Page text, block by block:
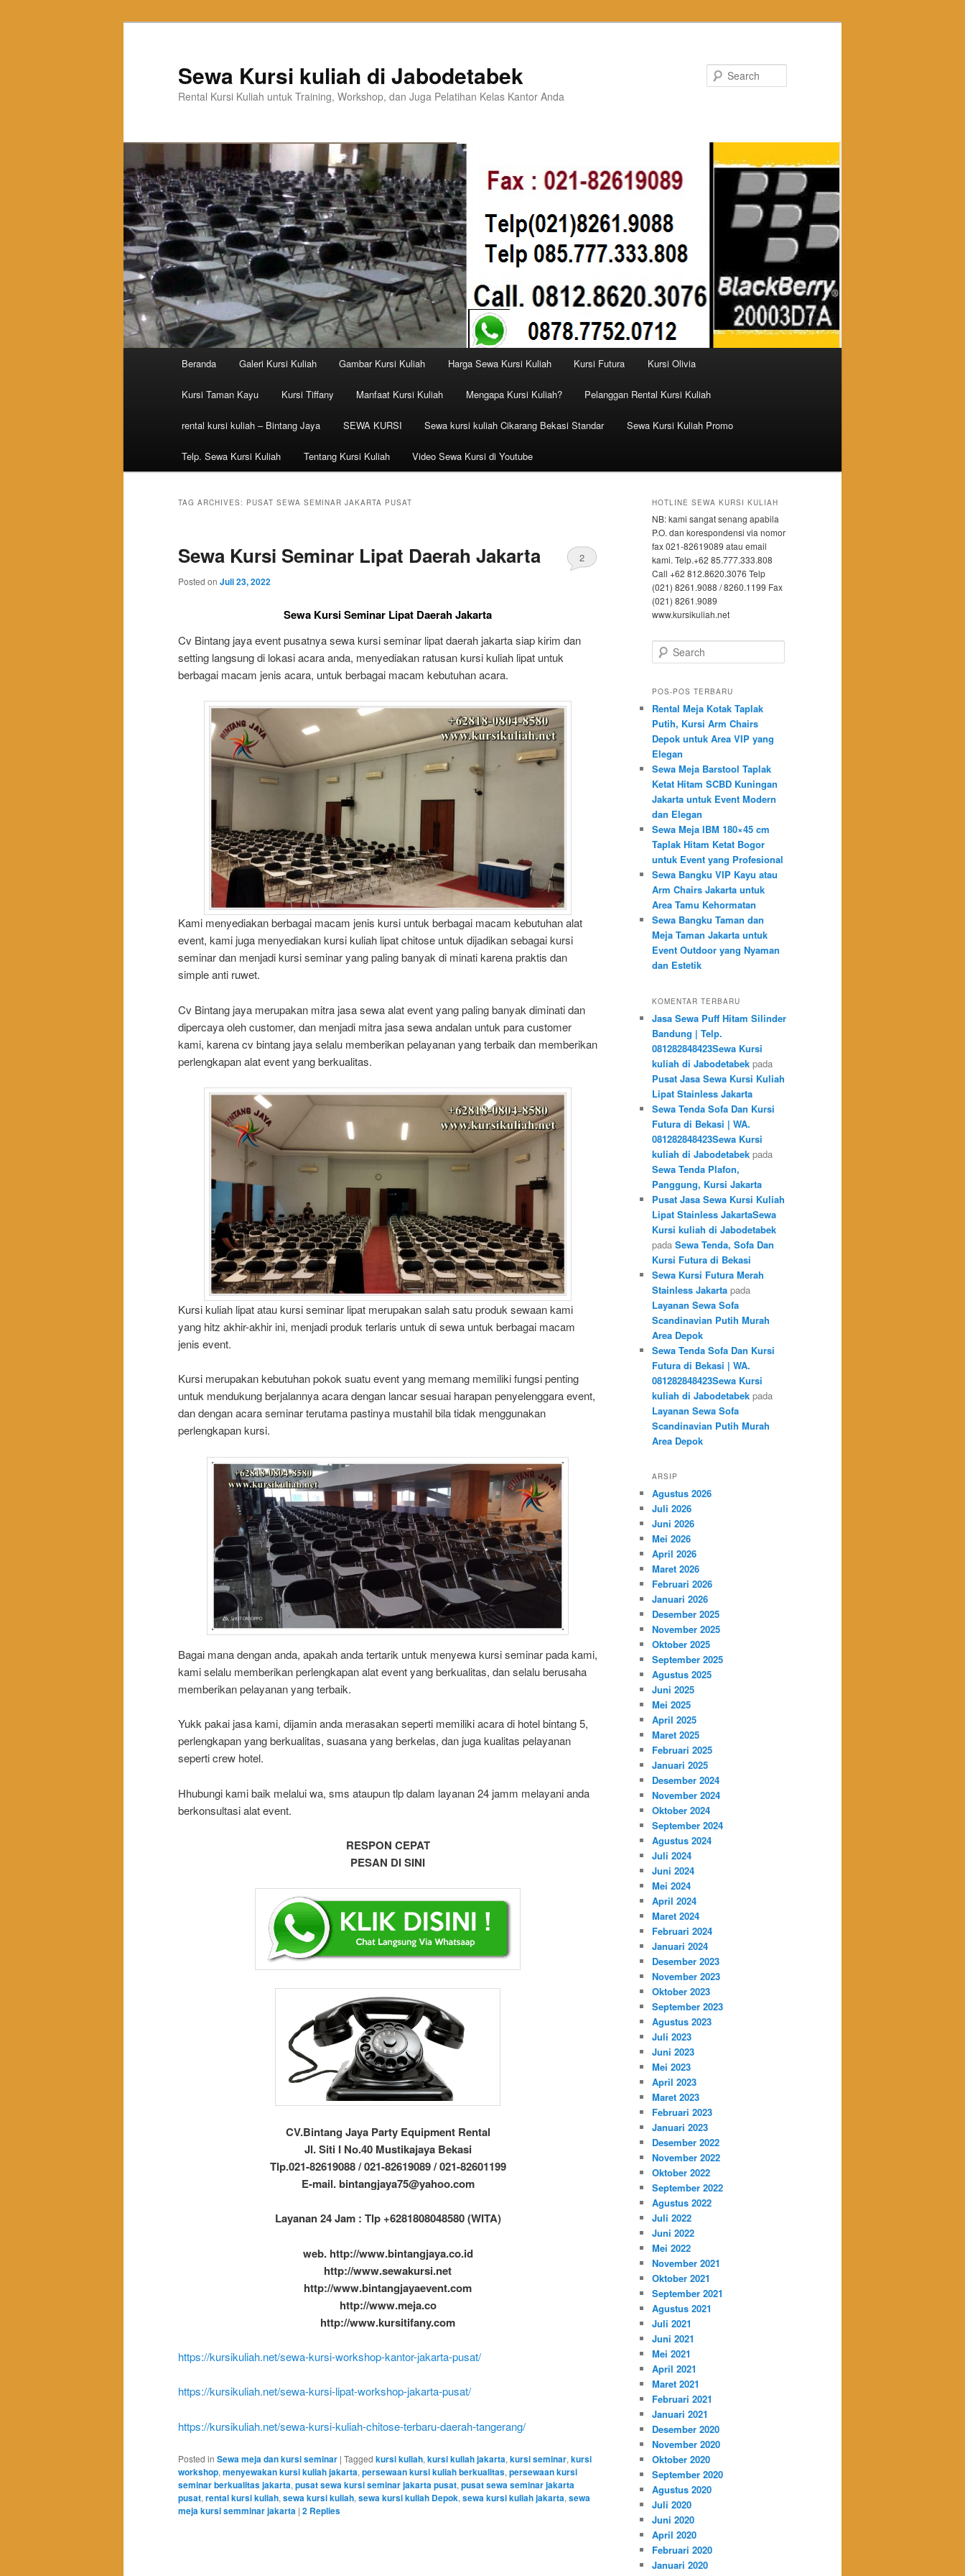
Sewa Kursi kuliah di Jabodetabek
Rental Kursi Kuliah untuk Training, Workshop, dan Juga Pelatihan Kelas Kantor Anda
Skip to primary content
Skip to secondary content
Beranda Galeri Kursi Kuliah Gambar Kursi Kuliah Harga Sewa Kursi Kuliah Kursi Futura Kursi Olivia
Kursi Taman Kayu Kursi Tiffany Manfaat Kursi Kuliah Mengapa Kursi Kuliah? Pelanggan Rental Kursi Kuliah
rental kursi kuliah – Bintang Jaya SEWA KURSI Sewa kursi kuliah Cikarang Bekasi Standar Sewa Kursi Kuliah Promo
Telp. Sewa Kursi Kuliah Tentang Kursi Kuliah Video Sewa Kursi di Youtube
TAG ARCHIVES: PUSAT SEWA SEMINAR JAKARTA PUSAT
Sewa Kursi Seminar Lipat Daerah Jakarta
Posted on Juli 23, 2022
2
Sewa Kursi Seminar Lipat Daerah Jakarta
Cv Bintang jaya event pusatnya sewa kursi seminar lipat daerah jakarta siap kirim dan
setting langsung di lokasi acara anda, menyediakan ratusan kursi kuliah lipat untuk
berbagai macam jenis acara, untuk berbagai macam kebutuhan acara.
Kami menyediakan berbagai macam jenis kursi untuk berbagai macam kebutuhan alat
event, kami juga menyediakan kursi kuliah lipat chitose untuk dijadikan sebagai kursi
seminar dan menjadi kursi seminar yang paling banyak di minati karena praktis dan
simple anti ruwet.
Cv Bintang jaya merupakan mitra jasa sewa alat event yang paling banyak diminati dan
dipercaya oleh customer, dan menjadi mitra jasa sewa andalan untuk para customer
kami, karena cv bintang jaya selalu memberikan pelayanan yang terbaik dan memberikan
perlengkapan alat event yang berkualitas.
Kursi kuliah lipat atau kursi seminar lipat merupakan salah satu produk sewaan kami
yang hitz akhir-akhir ini, menjadi produk terlaris untuk di sewa untuk berbagai macam
jenis event.
Kursi merupakan kebutuhan pokok suatu event yang memang memiliki fungsi penting
untuk mendukung berjalannya acara dengan lancar sesuai harapan penyelenggara event,
dan dengan acara seminar terutama pastinya mustahil bila tidak menggunakan
perlengkapan kursi.
Bagai mana dengan anda, apakah anda tertarik untuk menyewa kursi seminar pada kami,
kami selalu memberikan perlengkapan alat event yang berkualitas, dan selalu berusaha
memberikan pelayanan yang terbaik.
Yukk pakai jasa kami, dijamin anda merasakan seperti memiliki acara di hotel bintang 5,
perlengkapan yang berkualitas, suasana yang berkelas, dan juga kualitas pelayanan
seperti crew hotel.
Hhubungi kami baik melalui wa, sms ataupun tlp dalam layanan 24 jamm melayani anda
berkonsultasi alat event.
RESPON CEPAT
PESAN DI SINI
CV.Bintang Jaya Party Equipment Rental
Jl. Siti I No.40 Mustikajaya Bekasi
Tlp.021-82619088 / 021-82619089 / 021-82601199
E-mail. bintangjaya75@yahoo.com
Layanan 24 Jam : Tlp +6281808048580 (WITA)
web. http://www.bintangjaya.co.id
http://www.sewakursi.net
http://www.bintangjayaevent.com
http://www.meja.co
http://www.kursitifany.com
https://kursikuliah.net/sewa-kursi-workshop-kantor-jakarta-pusat/
https://kursikuliah.net/sewa-kursi-lipat-workshop-jakarta-pusat/
https://kursikuliah.net/sewa-kursi-kuliah-chitose-terbaru-daerah-tangerang/
Posted in Sewa meja dan kursi seminar | Tagged kursi kuliah, kursi kuliah jakarta, kursi seminar, kursi
workshop, menyewakan kursi kuliah jakarta, persewaan kursi kuliah berkualitas, persewaan kursi
seminar berkualitas jakarta, pusat sewa kursi seminar jakarta pusat, pusat sewa seminar jakarta
pusat, rental kursi kuliah, sewa kursi kuliah, sewa kursi kuliah Depok, sewa kursi kuliah jakarta, sewa
meja kursi semminar jakarta | 2 Replies
HOTLINE SEWA KURSI KULIAH
NB: kami sangat senang apabila
P.O. dan korespondensi via nomor
fax 021-82619089 atau email
kami. Telp.+62 85.777.333.808
Call +62 812.8620.3076 Telp
(021) 8261.9088 / 8260.1199 Fax
(021) 8261.9089
www.kursikuliah.net
Search
POS-POS TERBARU
Rental Meja Kotak Taplak
Putih, Kursi Arm Chairs
Depok untuk Area VIP yang
Elegan
Sewa Meja Barstool Taplak
Ketat Hitam SCBD Kuningan
Jakarta untuk Event Modern
dan Elegan
Sewa Meja IBM 180×45 cm
Taplak Hitam Ketat Bogor
untuk Event yang Profesional
Sewa Bangku VIP Kayu atau
Arm Chairs Jakarta untuk
Area Tamu Kehormatan
Sewa Bangku Taman dan
Meja Taman Jakarta untuk
Event Outdoor yang Nyaman
dan Estetik
KOMENTAR TERBARU
Jasa Sewa Puff Hitam Silinder
Bandung | Telp.
081282848423Sewa Kursi
kuliah di Jabodetabek pada
Pusat Jasa Sewa Kursi Kuliah
Lipat Stainless Jakarta
Sewa Tenda Sofa Dan Kursi
Futura di Bekasi | WA.
081282848423Sewa Kursi
kuliah di Jabodetabek pada
Sewa Tenda Plafon,
Panggung, Kursi Jakarta
Pusat Jasa Sewa Kursi Kuliah
Lipat Stainless JakartaSewa
Kursi kuliah di Jabodetabek
pada Sewa Tenda, Sofa Dan
Kursi Futura di Bekasi
Sewa Kursi Futura Merah
Stainless Jakarta pada
Layanan Sewa Sofa
Scandinavian Putih Murah
Area Depok
Sewa Tenda Sofa Dan Kursi
Futura di Bekasi | WA.
081282848423Sewa Kursi
kuliah di Jabodetabek pada
Layanan Sewa Sofa
Scandinavian Putih Murah
Area Depok
ARSIP
Agustus 2026
Juli 2026
Juni 2026
Mei 2026
April 2026
Maret 2026
Februari 2026
Januari 2026
Desember 2025
November 2025
Oktober 2025
September 2025
Agustus 2025
Juni 2025
Mei 2025
April 2025
Maret 2025
Februari 2025
Januari 2025
Desember 2024
November 2024
Oktober 2024
September 2024
Agustus 2024
Juli 2024
Juni 2024
Mei 2024
April 2024
Maret 2024
Februari 2024
Januari 2024
Desember 2023
November 2023
Oktober 2023
September 2023
Agustus 2023
Juli 2023
Juni 2023
Mei 2023
April 2023
Maret 2023
Februari 2023
Januari 2023
Desember 2022
November 2022
Oktober 2022
September 2022
Agustus 2022
Juli 2022
Juni 2022
Mei 2022
November 2021
Oktober 2021
September 2021
Agustus 2021
Juli 2021
Juni 2021
Mei 2021
April 2021
Maret 2021
Februari 2021
Januari 2021
Desember 2020
November 2020
Oktober 2020
September 2020
Agustus 2020
Juli 2020
Juni 2020
April 2020
Februari 2020
Januari 2020